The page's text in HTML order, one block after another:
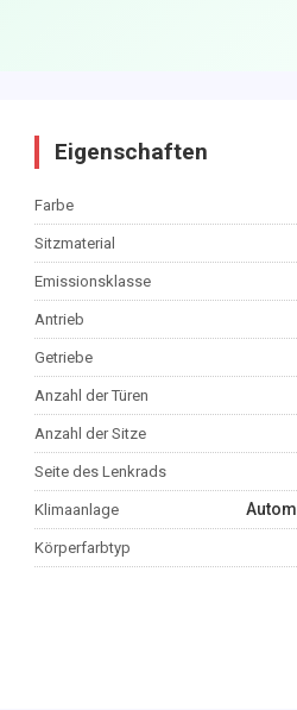
Eigenschaften
Farbe
Sitzmaterial
Emissionsklasse
Antrieb
Getriebe
Anzahl der Türen
Anzahl der Sitze
Seite des Lenkrads
Klimaanlage
Körperfarbtyp